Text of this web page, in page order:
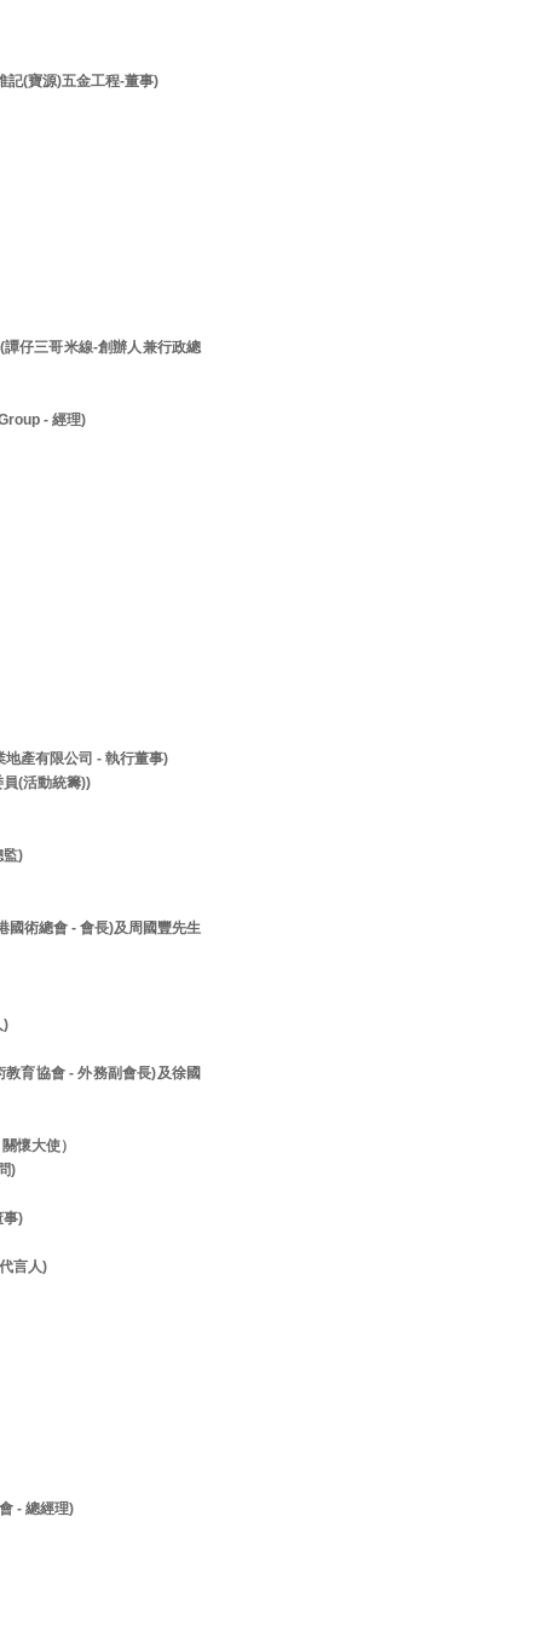
記(寶源)五金工程-董事)
仔三哥米線-創辦人兼行政總
- 經理)
產有限公司 - 執行董事)
(活動統籌))
監)
國術總會 - 會長)及周國豐先生
)
育協會 - 外務副會長)及徐國
懷大使）
)
事)
言人)
- 總經理)